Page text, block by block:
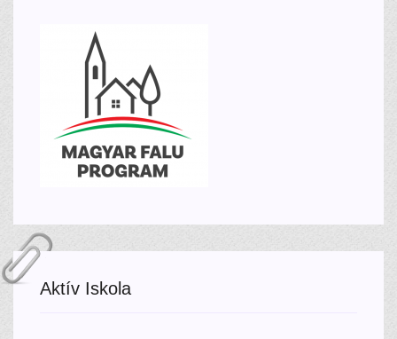
Aktív Iskola